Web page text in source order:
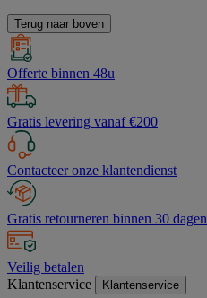
Terug naar boven
Offerte binnen 48u
Gratis levering vanaf €200
Contacteer onze klantendienst
Gratis retourneren binnen 30 dagen
Veilig betalen
Klantenservice
Klantenservice